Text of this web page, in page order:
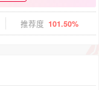
推荐度 101.50%